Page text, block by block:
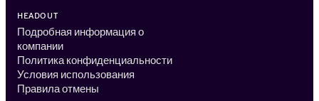
HEADOUT
Подробная информация о
компании
Политика конфиденциальности
Условия использования
Правила отмены